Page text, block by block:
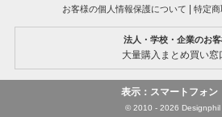
お客様の個人情報保護について 特定
法人・学校・企業のお
大量購入まとめ買い窓
表示：スマートフォン｜
© 2010 - 2026 Designphil